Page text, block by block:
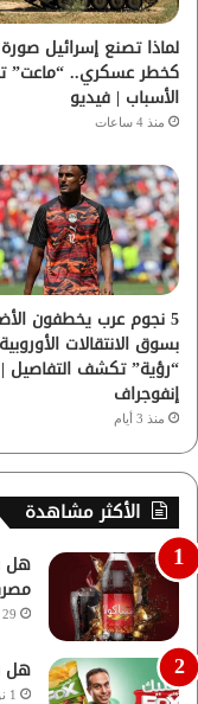
لماذا تصنع إسرائيل
كخطر عسكري..
الأسباب | فيديو
منذ 4 ساعات
5 نجوم عرب يخطفون
“رؤية” تكشف التفاصيل |
إنفوجراف
منذ 3 أيام
الأكثر مشاهدة
هل
29 أكتوبر، 2023
هل
1 نوفمبر، 2023